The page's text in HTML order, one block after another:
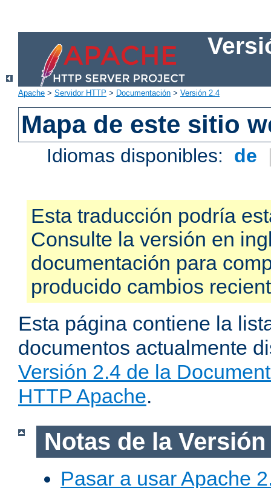
Apache > Servidor HTTP > Documentación > Versión 2.4
Mapa de este sitio
Idiomas disponibles: de
Esta traducción podría
Consulte la versión en
documentación para
producido cambios
Esta página contiene la
documentos actualmente
Versión 2.4 de la
HTTP Apache.
Notas de la Versión
Pasar a usar Apache